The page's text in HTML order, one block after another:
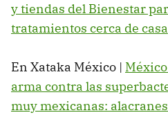
y tiendas del Bienestar
tratamientos cerca de casa
En Xataka México |
arma contra las
muy mexicanas: